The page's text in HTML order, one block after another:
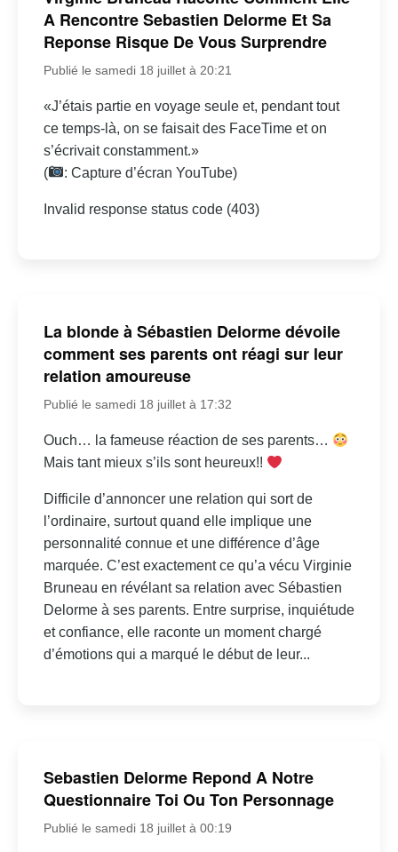
A Rencontre Sebastien Delorme Et Sa
Reponse Risque De Vous Surprendre
Publié le samedi 18 juillet à 20:21
«J’étais partie en voyage seule et, pendant tout
ce temps-là, on se faisait des FaceTime et on
s’écrivait constamment.»
(
: Capture d’écran YouTube)
Invalid response status code (403)
La blonde à Sébastien Delorme dévoile
comment ses parents ont réagi sur leur
relation amoureuse
Publié le samedi 18 juillet à 17:32
Ouch… la fameuse réaction de ses parents…
Mais tant mieux s’ils sont heureux!!
Difficile d’annoncer une relation qui sort de
l’ordinaire, surtout quand elle implique une
personnalité connue et une différence d’âge
marquée. C’est exactement ce qu’a vécu Virginie
Bruneau en révélant sa relation avec Sébastien
Delorme à ses parents. Entre surprise, inquiétude
et confiance, elle raconte un moment chargé
d’émotions qui a marqué le début de leur...
Sebastien Delorme Repond A Notre
Questionnaire Toi Ou Ton Personnage
Publié le samedi 18 juillet à 00:19